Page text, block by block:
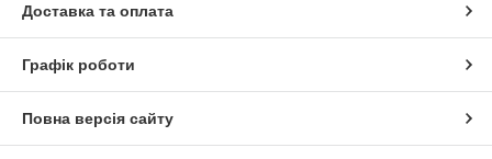
Доставка та оплата
Графік роботи
Повна версія сайту